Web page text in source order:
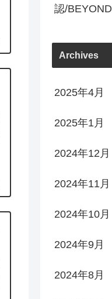
認/BEYOND
Archives
2025年4月
2025年1月
2024年12月
2024年11月
2024年10月
2024年9月
2024年8月